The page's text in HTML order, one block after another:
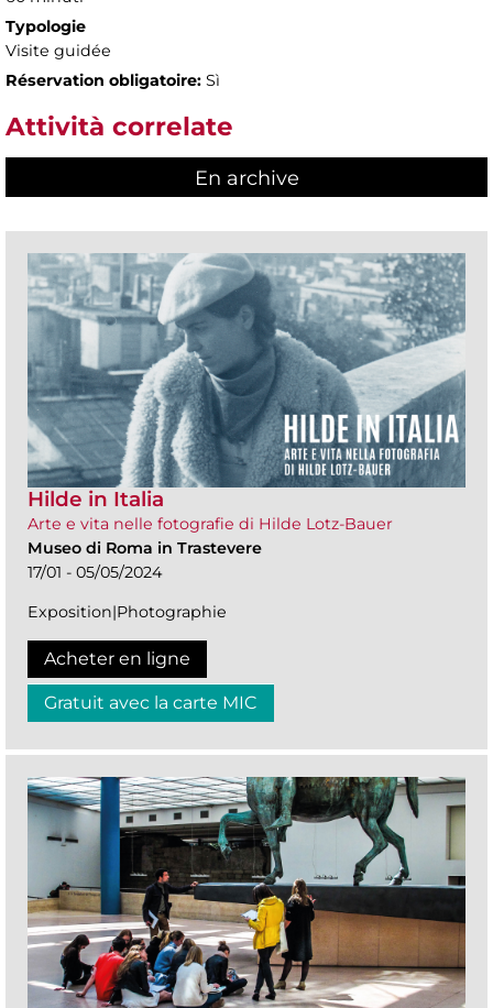
Typologie
Visite guidée
Réservation obligatoire: Sì
Attività correlate
En archive
Hilde in Italia
Arte e vita nelle fotografie di Hilde Lotz-Bauer
Museo di Roma in Trastevere
17/01 - 05/05/2024
Exposition|Photographie
Acheter en ligne
Gratuit avec la carte MIC